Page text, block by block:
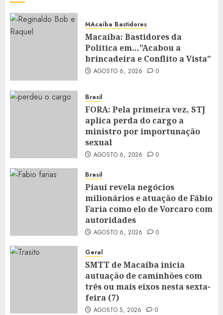
MAcaíba Bastidores
Macaíba: Bastidores da
Política em…”Acabou a
brincadeira e Conflito a Vista”
AGOSTO 6, 2026 0
Brasil
FORA: Pela primeira vez, STJ
aplica perda do cargo a
ministro por importunação
sexual
AGOSTO 6, 2026 0
Brasil
Piauí revela negócios
milionários e atuação de Fábio
Faria como elo de Vorcaro com
autoridades
AGOSTO 6, 2026 0
Geral
SMTT de Macaíba inicia
autuação de caminhões com
três ou mais eixos nesta sexta-
feira (7)
AGOSTO 5, 2026 0